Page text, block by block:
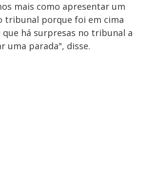
mais como apresentar um
tribunal porque foi em cima
que há surpresas no tribunal a
uma parada", disse.